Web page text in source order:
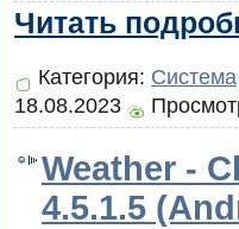
Читать
Категория: Система
18.08.2023
Weather -
4.5.1.5